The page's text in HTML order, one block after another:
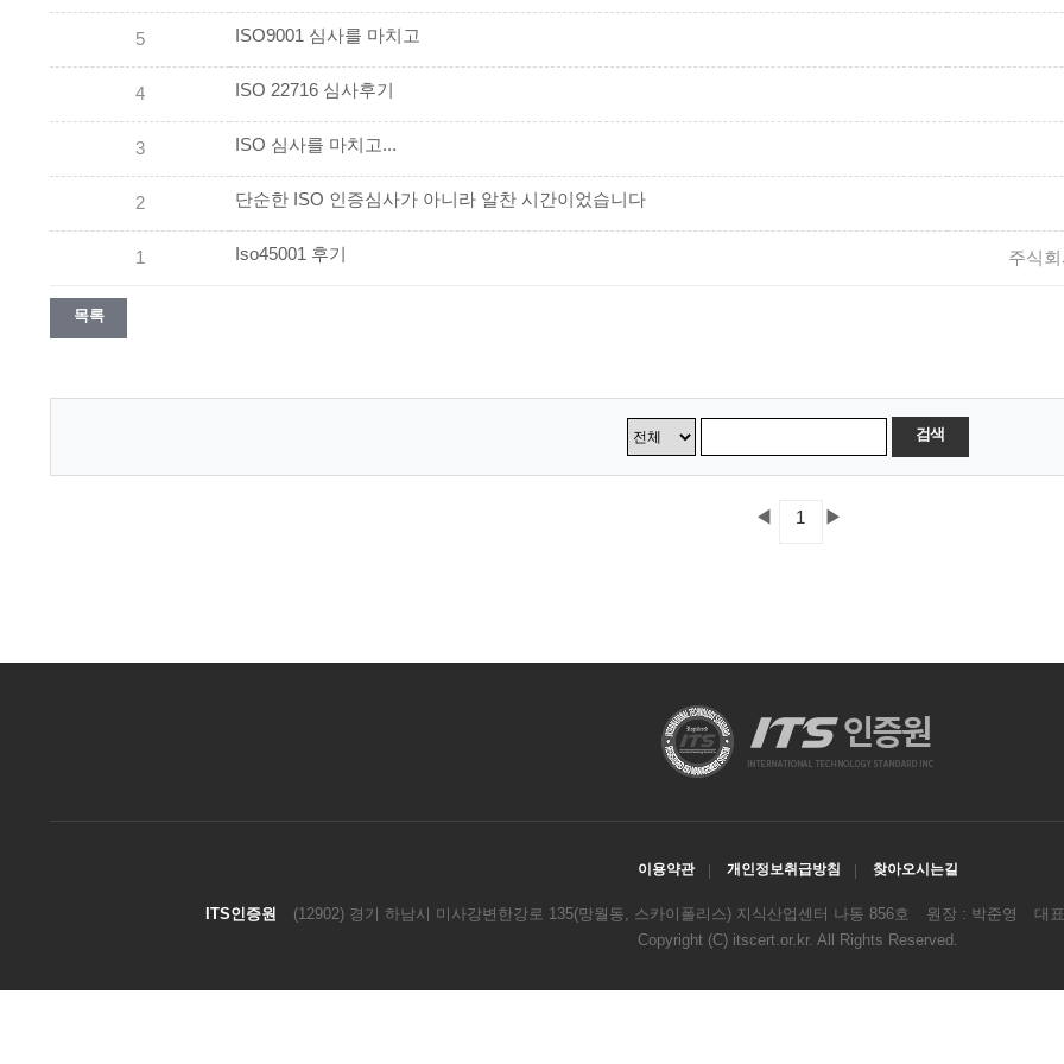
5 ISO9001 심사를 마치고
4 ISO 22716 심사후기
3 ISO 심사를 마치고...
2 단순한 ISO 인증심사가 아니라 알찬 시간이었습니다
1 Iso45001 후기 주식
목록
검색
◀ 1 ▶
이용약관 개인정보취급방침 찾아오시는길
ITS인증원 (12902) 경기 하남시 미사강변한강로 135(망월동, 스카이폴리스) 지식산업센터 나동 856호 원장 : 박준영 대
Copyright (C) itscert.or.kr. All Rights Reserved.